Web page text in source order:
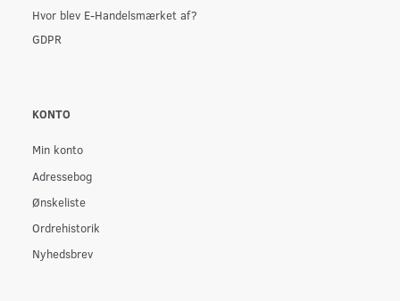
Hvor blev E-Handelsmærket af?
GDPR
KONTO
Min konto
Adressebog
Ønskeliste
Ordrehistorik
Nyhedsbrev